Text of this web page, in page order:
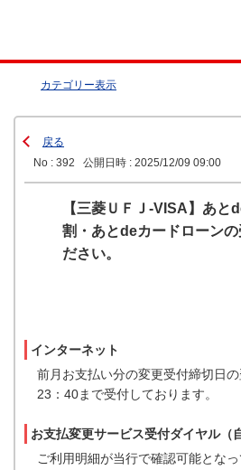
カテゴリー表示
戻る
No : 392
公開日時 : 2025/12/09 09:00
【三菱ＵＦＪ-VISA】あと
割・あとdeカードローンの
ださい。
インターネット
前月お支払い分の変更受付締切日
23：40まで受付しております。
お支払変更サービス受付ダイヤル（
ご利用明細が当行で確認可能とな